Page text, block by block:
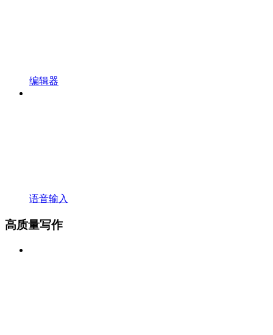
编辑器
语音输入
高质量写作